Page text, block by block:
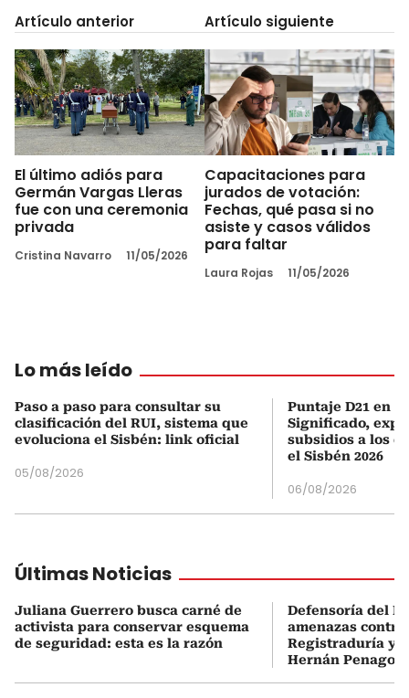
Artículo anterior
El último adiós para
Germán Vargas Lleras
fue con una ceremonia
privada
Cristina Navarro 11/05/2026
Artículo siguiente
Capacitaciones para
jurados de votación:
Fechas, qué pasa si no
asiste y casos válidos
para faltar
Laura Rojas 11/05/2026
Lo más leído
Paso a paso para consultar su
clasificación del RUI, sistema que
evoluciona el Sisbén: link oficial
05/08/2026
Puntaje D21 en
Significado,
subsidios a los
el Sisbén 2026
06/08/2026
Últimas Noticias
Juliana Guerrero busca carné de
activista para conservar esquema
de seguridad: esta es la razón
Defensoría del
amenazas contra
Registraduría y
Hernán Penagos